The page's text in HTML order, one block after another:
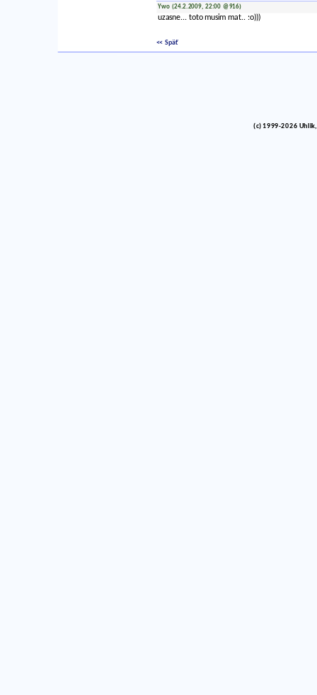
Ywo (24.2.2009, 22:00 @916)
uzasne... toto musim mat.. :o)))
<< Späť
(c) 1999-2026 Uhlik,